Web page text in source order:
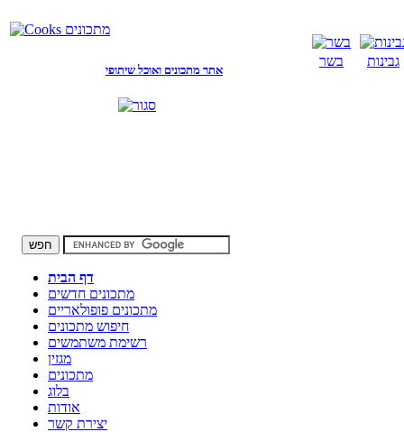
אתר מתכונים ואוכל שיתופי
בשר גבינות
דף הבית
מתכונים חדשים
מתכונים פופולאריים
חיפוש מתכונים
רשימת משתמשים
מגזין
מתכונים
בלוג
אודות
יצירת קשר